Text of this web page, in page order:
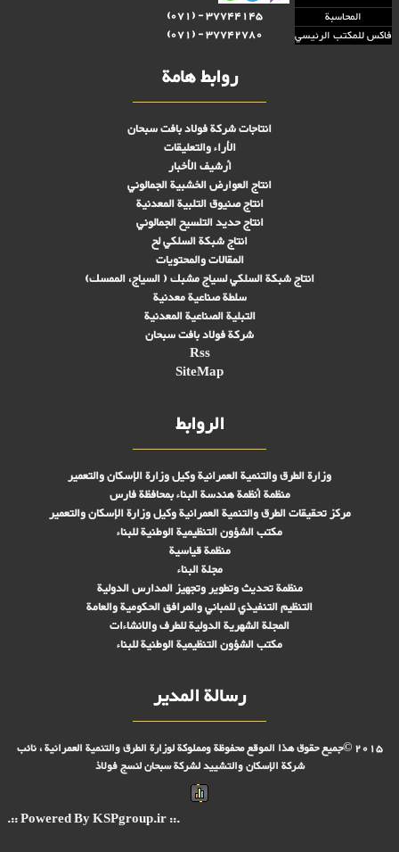
المحاسبة
37744145 - (071)
فاكس للمكتب الرئيسي
37742780 - (071)
روابط هامة
انتاجات شركة فولاد بافت سبحان
الأراء والتعليقات
أرشيف الأخبار
انتاج العوارض الخشبية الجمالوني
انتاج صنىوق التلبية المعدنية
انتاج حديد التلسيح الجمالوني
انتاج شبكة السلكي لح
المقالات والمحتويات
انتاج شبكة السلكي لسياج مشبك ( السياج، الممسك)
سلطة صناعية معدنية
التبلیة الصناعية المعدنية
شركة فولاد بافت سبحان
Rss
SiteMap
الروابط
وزارة الطرق والتنمية العمرانية وكيل وزارة الإسكان والتعمير
منظمة أنظمة هندسة البناء بمحافظة فارس
مركز تحقیقات الطرق والتنمية العمرانية وكيل وزارة الإسكان والتعمير
مكتب الشؤون التنظيمية الوطنية للبناء
منظمة قياسية
مجلة البناء
منظمة تحديث وتطوير وتجهيز المدارس الدولية
التنظيم التنفيذي للمباني والمرافق الحكومية والعامة
المجلة الشهرية الدولية للطرف والانشاءات
مكتب الشؤون التنظيمية الوطنية للبناء
رسالة المدير
2015 ©جميع حقوق هذا الموقع محفوظة ومملوكة لوزارة الطرق والتنمية العمرانية ، نائب
شركة الإسكان والتشييد لشركة سبحان لنسج فولاذ
.:: Powered By KSPgroup.ir ::.